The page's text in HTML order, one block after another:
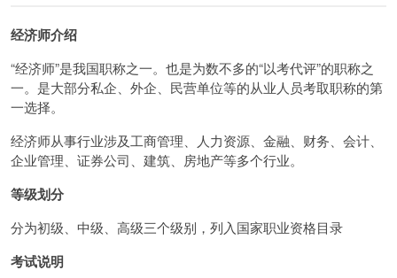
经济师介绍
“经济师”是我国职称之一。也是为数不多的“以考代评”的职称之
一。是大部分私企、外企、民营单位等的从业人员考取职称的第
一选择。
经济师从事行业涉及工商管理、人力资源、金融、财务、会计、
企业管理、证券公司、建筑、房地产等多个行业。
等级划分
分为初级、中级、高级三个级别，列入国家职业资格目录
考试说明